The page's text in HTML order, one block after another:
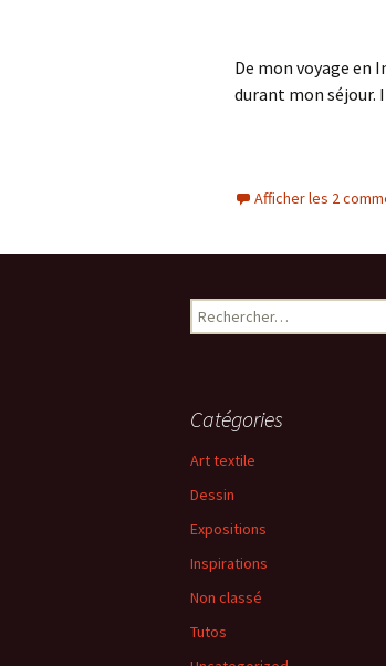
De mon voyage en
durant mon séjour.
Afficher les 2
Rechercher :
Catégories
Art textile
Dessin
Expositions
Inspirations
Non classé
Tutos